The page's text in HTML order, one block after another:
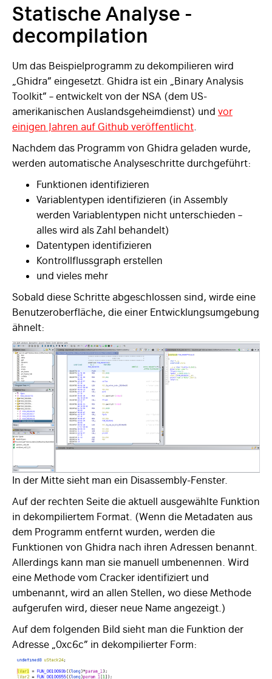
Statische Analyse -
decompilation
Um das Beispielprogramm zu dekompilieren wird
„Ghidra” eingesetzt. Ghidra ist ein „Binary Analysis
Toolkit” – entwickelt von der NSA (dem US-
amerikanischen Auslandsgeheimdienst) und vor
einigen Jahren auf Github veröffentlicht
Nachdem das Programm von Ghidra geladen wurde,
werden automatische Analyseschritte durchgeführt:
Funktionen identifizieren
Variablentypen identifizieren (in Assembly
werden Variablentypen nicht unterschieden –
alles wird als Zahl behandelt)
Datentypen identifizieren
Kontrollflussgraph erstellen
und vieles mehr
Sobald diese Schritte abgeschlossen sind, wirde eine
Benutzeroberfläche, die einer Entwicklungsumgebung
ähnelt:
In der Mitte sieht man ein Disassembly-Fenster.
Auf der rechten Seite die aktuell ausgewählte Funktion
in dekompiliertem Format. (Wenn die Metadaten aus
dem Programm entfernt wurden, werden die
Funktionen von Ghidra nach ihren Adressen benannt.
Allerdings kann man sie manuell umbenennen. Wird
eine Methode vom Cracker identifiziert und
umbenannt, wird an allen Stellen, wo diese Methode
aufgerufen wird, dieser neue Name angezeigt.)
Auf dem folgenden Bild sieht man die Funktion der
Adresse „0xc6c” in dekompilierter Form: